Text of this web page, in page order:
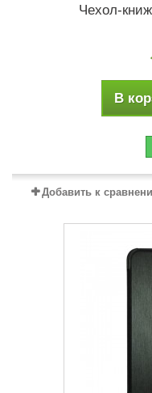
Чехол-
В
Добавить к